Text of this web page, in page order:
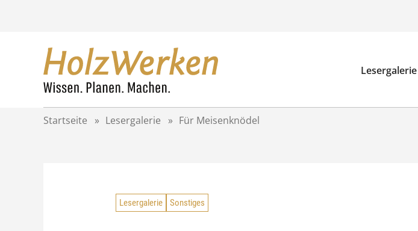
Lesergalerie
Startseite » Lesergalerie » Für Meisenknödel
Lesergalerie Sonstiges